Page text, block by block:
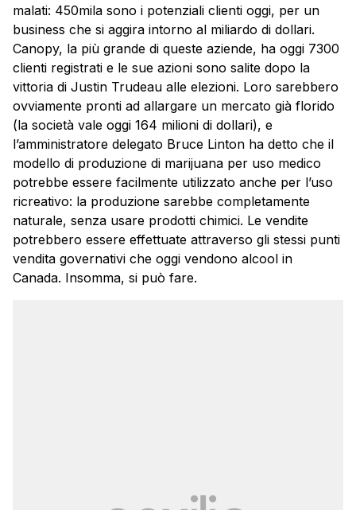
malati: 450mila sono i potenziali clienti oggi, per un
business che si aggira intorno al miliardo di dollari.
Canopy, la più grande di queste aziende, ha oggi 7300
clienti registrati e le sue azioni sono salite dopo la
vittoria di Justin Trudeau alle elezioni. Loro sarebbero
ovviamente pronti ad allargare un mercato già florido
(la società vale oggi 164 milioni di dollari), e
l’amministratore delegato Bruce Linton ha detto che il
modello di produzione di marijuana per uso medico
potrebbe essere facilmente utilizzato anche per l’uso
ricreativo: la produzione sarebbe completamente
naturale, senza usare prodotti chimici. Le vendite
potrebbero essere effettuate attraverso gli stessi punti
vendita governativi che oggi vendono alcool in
Canada. Insomma, si può fare.